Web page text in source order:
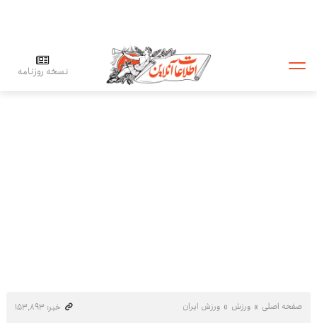
نسخه روزنامه
صفحه اصلی ورزش ورزش ایران
خبر: ۱۵۳٬۸۹۳